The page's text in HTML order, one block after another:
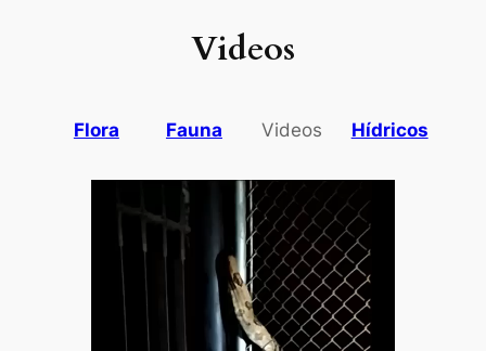
Videos
Flora Fauna Videos Hídricos